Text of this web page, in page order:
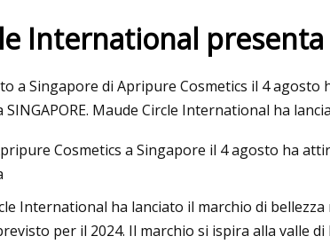
nel 2023
10 scarponi da trekking
International
a Singapore di Apripure Cosmetics il 4 agosto
Maude Circle International ha
Cosmetics a Singapore il 4 agosto ha
International ha lanciato il marchio di
per il 2024. Il marchio si ispira alla valle